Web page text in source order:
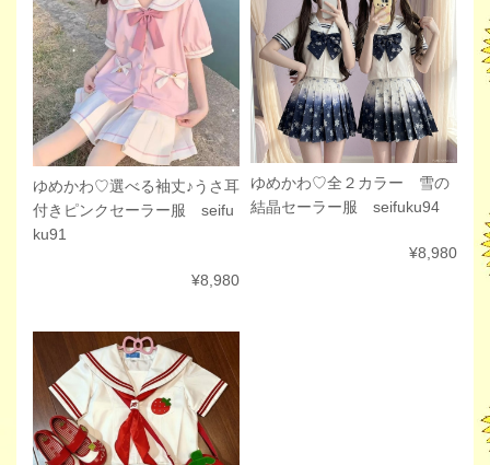
ゆめかわ♡選べる袖丈♪うさ耳
付きピンクセーラー服 seifu
ku91
¥8,980
ゆめかわ♡全２カラー 雪の
結晶セーラー服 seifuku94
¥8,980